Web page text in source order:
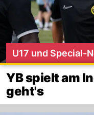
U17 und Special-
YB spielt am
geht's